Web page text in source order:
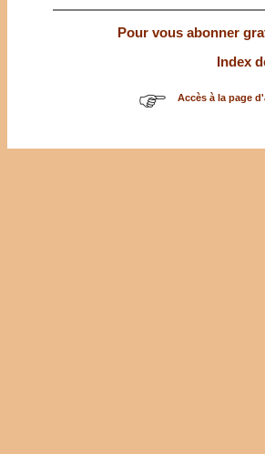
Pour vous abonner
Index
Accès à la page